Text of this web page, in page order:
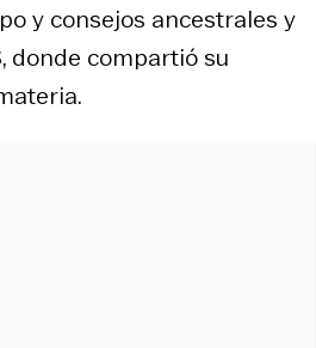
y consejos ancestrales y
donde compartió su